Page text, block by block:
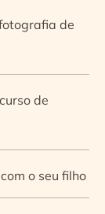
de
de
o seu filho